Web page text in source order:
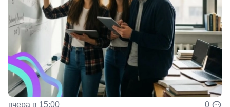
вчера в 15:00 0